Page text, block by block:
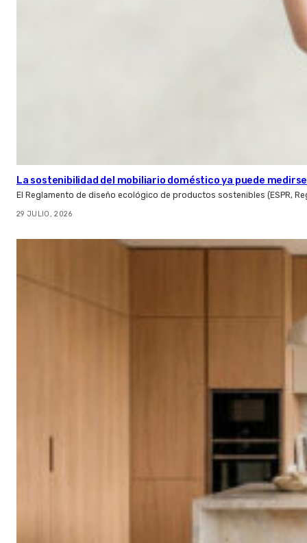
La sostenibilidad del mobiliario doméstico ya puede
El Reglamento de diseño ecológico de productos sostenibles (ESPR,
29 JULIO, 2026